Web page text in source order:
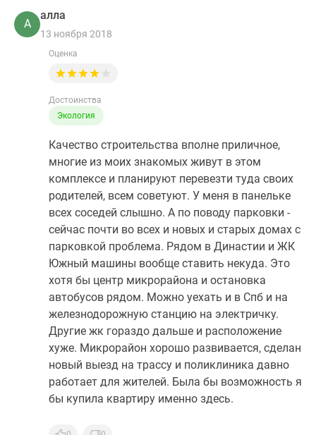
А
алла
13 ноября 2018
Оценка
Достоинства
Экология
Качество строительства вполне приличное,
многие из моих знакомых живут в этом
комплексе и планируют перевезти туда своих
родителей, всем советуют. У меня в панельке
всех соседей слышно. А по поводу парковки -
сейчас почти во всех и новых и старых домах с
парковкой проблема. Рядом в Династии и ЖК
Южный машины вообще ставить некуда. Это
хотя бы центр микрорайона и остановка
автобусов рядом. Можно уехать и в Спб и на
железнодорожную станцию на электричку.
Другие жк гораздо дальше и расположение
хуже. Микрорайон хорошо развивается, сделан
новый выезд на трассу и поликлиника давно
работает для жителей. Была бы возможность я
бы купила квартиру именно здесь.